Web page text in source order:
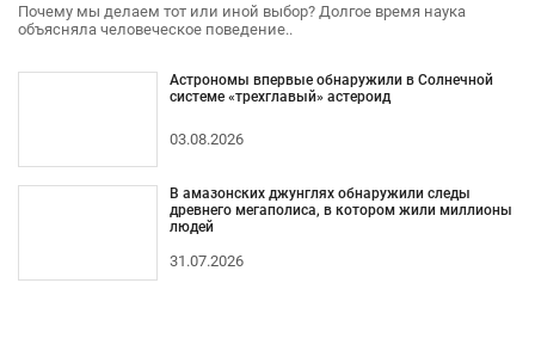
Почему мы делаем тот или иной выбор? Долгое время наука
объясняла человеческое поведение..
Астрономы впервые обнаружили в Солнечной
системе «трехглавый» астероид
03.08.2026
В амазонских джунглях обнаружили следы
древнего мегаполиса, в котором жили миллионы
людей
31.07.2026